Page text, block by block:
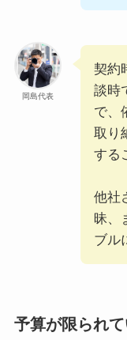
岡島代表
契約
談時
で、
取り
する
他社
昧、
ブル
予算が限られ